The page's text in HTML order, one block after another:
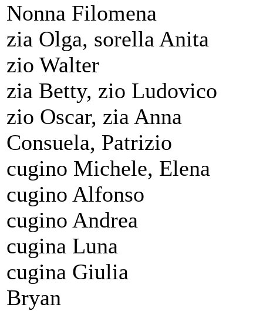
Nonna Filomena
zia Olga, sorella Anita
zio Walter
zia Betty, zio Ludovico
zio Oscar, zia Anna
Consuela, Patrizio
cugino Michele, Elena
cugino Alfonso
cugino Andrea
cugina Luna
cugina Giulia
Bryan